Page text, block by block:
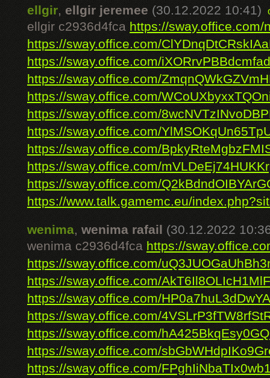
ellgir, ellgir jeremee (30.12.2022 10:41)
ellgir c2936d4fca https://sway.office.com/
https://sway.office.com/
https://sway.office.com/
https://sway.office.com/
https://sway.office.com/
https://sway.office.com/
https://sway.office.com/
https://sway.office.com/
https://sway.office.com/
https://sway.office.com/
https://www.talk.gamemc.eu/
wenima, wenima rafail (30.12.2022
wenima c2936d4fca https://
https://sway.office.com/
https://sway.office.com/AkT6Il8OLIcH1MlF
https://sway.office.com/
https://sway.office.com/
https://sway.office.com/
https://sway.office.com/
https://sway.office.com/